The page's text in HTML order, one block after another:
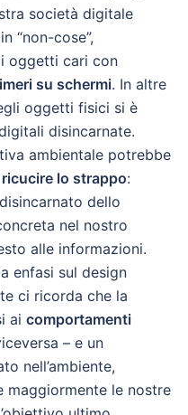
società digitale
“non-cose”,
oggetti cari con
su schermi. In altre
oggetti fisici si è
disincarnate.
ambientale potrebbe
ricucire lo strappo:
dello
nel nostro
alle informazioni.
enfasi sul design
ci ricorda che la
ai comportamenti
– e un
nell’ambiente,
le nostre